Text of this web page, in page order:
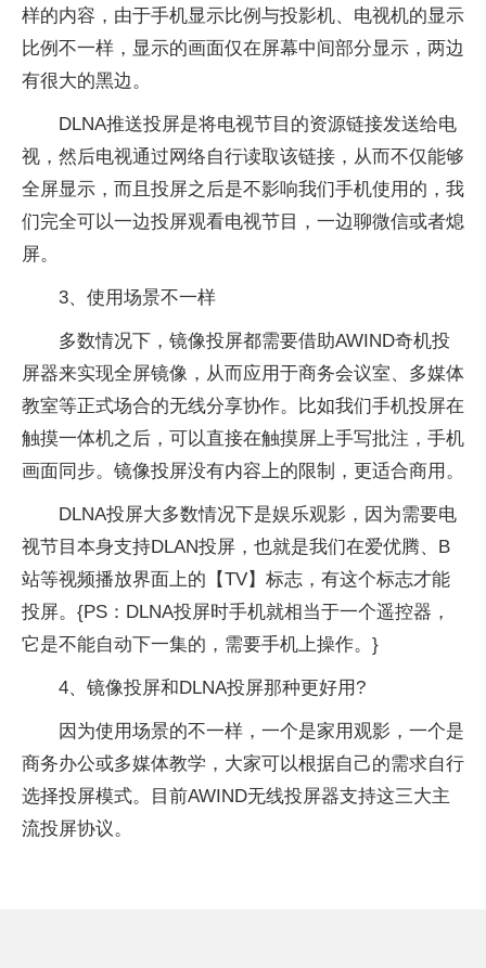
样的内容，由于手机显示比例与投影机、电视机的显示
比例不一样，显示的画面仅在屏幕中间部分显示，两边
有很大的黑边。
DLNA推送投屏是将电视节目的资源链接发送给电
视，然后电视通过网络自行读取该链接，从而不仅能够
全屏显示，而且投屏之后是不影响我们手机使用的，我
们完全可以一边投屏观看电视节目，一边聊微信或者熄
屏。
3、使用场景不一样
多数情况下，镜像投屏都需要借助AWIND奇机投
屏器来实现全屏镜像，从而应用于商务会议室、多媒体
教室等正式场合的无线分享协作。比如我们手机投屏在
触摸一体机之后，可以直接在触摸屏上手写批注，手机
画面同步。镜像投屏没有内容上的限制，更适合商用。
DLNA投屏大多数情况下是娱乐观影，因为需要电
视节目本身支持DLAN投屏，也就是我们在爱优腾、B
站等视频播放界面上的【TV】标志，有这个标志才能
投屏。{PS：DLNA投屏时手机就相当于一个遥控器，
它是不能自动下一集的，需要手机上操作。}
4、镜像投屏和DLNA投屏那种更好用?
因为使用场景的不一样，一个是家用观影，一个是
商务办公或多媒体教学，大家可以根据自己的需求自行
选择投屏模式。目前AWIND无线投屏器支持这三大主
流投屏协议。